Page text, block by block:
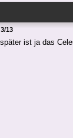
13
ist ja das